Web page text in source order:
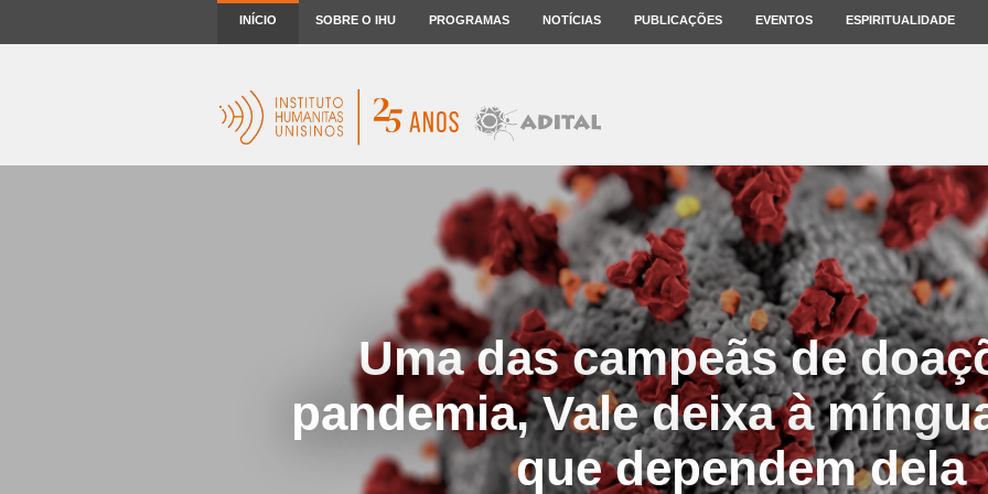
INÍCIO SOBRE O IHU PROGRAMAS NOTÍCIAS PUBLICAÇÕES EVENTOS ESPIRITUALIDADE
Uma das campeãs de
pandemia, Vale deixa à
que dependem dela